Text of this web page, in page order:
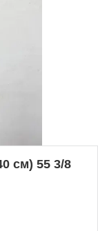
см) 55 3/8